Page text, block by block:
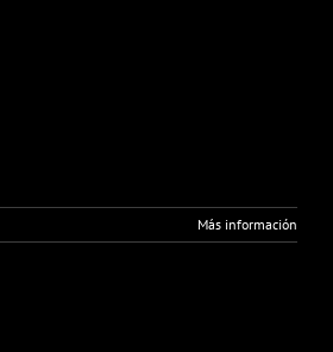
Más información